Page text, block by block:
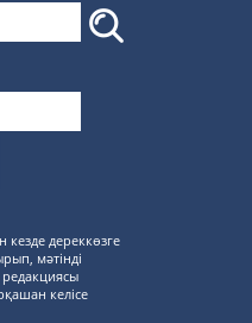
дереккөзге
мәтінді
редакциясы
келісе